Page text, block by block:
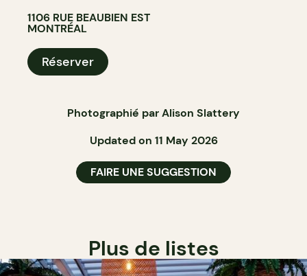
1106 RUE BEAUBIEN EST
MONTRÉAL
Réserver
Photographié par Alison Slattery
Updated on 11 May 2026
FAIRE UNE SUGGESTION
Plus de listes